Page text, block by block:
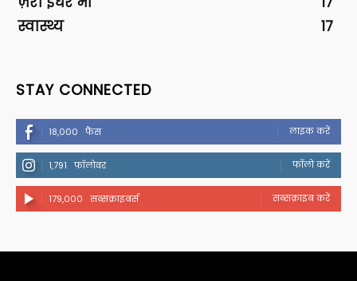
स्वास्थ्य
17
STAY CONNECTED
18,000 फैंस लाइक करें
1,791 फॉलोवर फॉलो करें
179,000 सब्सक्राइबर्स सब्सक्राइब करें